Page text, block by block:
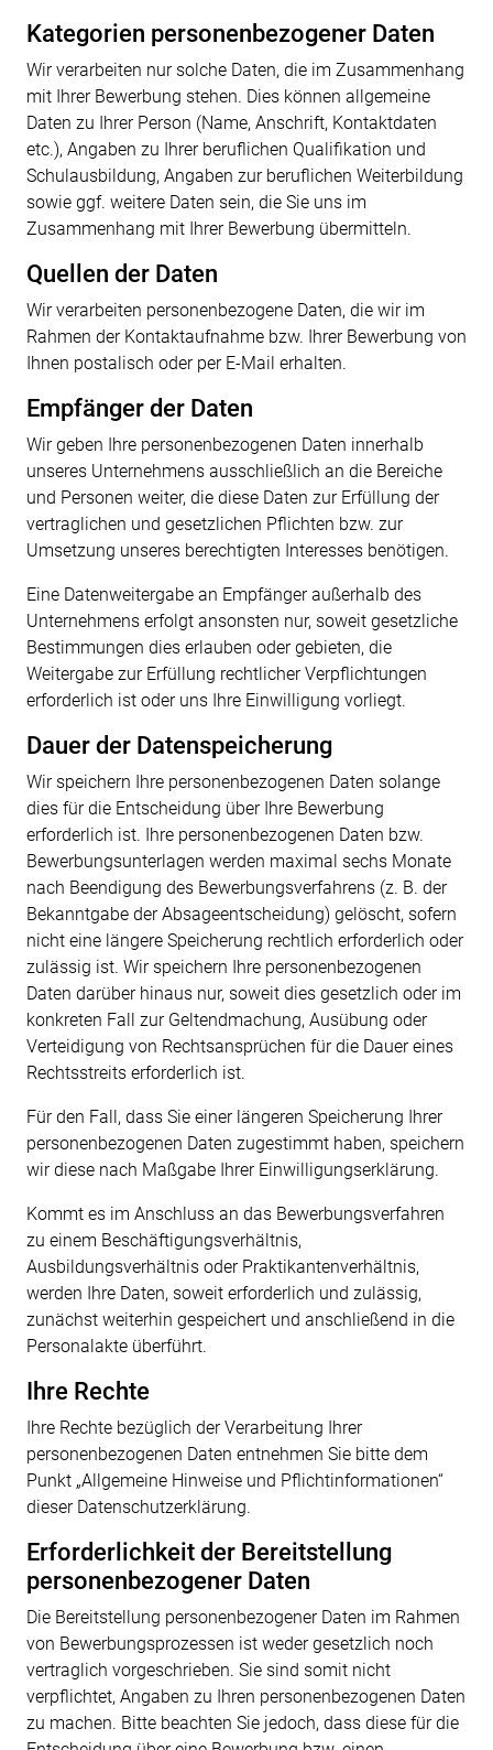
Kategorien personenbezogener Daten
Wir verarbeiten nur solche Daten, die im Zusammenhang
mit Ihrer Bewerbung stehen. Dies können allgemeine
Daten zu Ihrer Person (Name, Anschrift, Kontaktdaten
etc.), Angaben zu Ihrer beruflichen Qualifikation und
Schulausbildung, Angaben zur beruflichen Weiterbildung
sowie ggf. weitere Daten sein, die Sie uns im
Zusammenhang mit Ihrer Bewerbung übermitteln.
Quellen der Daten
Wir verarbeiten personenbezogene Daten, die wir im
Rahmen der Kontaktaufnahme bzw. Ihrer Bewerbung von
Ihnen postalisch oder per E-Mail erhalten.
Empfänger der Daten
Wir geben Ihre personenbezogenen Daten innerhalb
unseres Unternehmens ausschließlich an die Bereiche
und Personen weiter, die diese Daten zur Erfüllung der
vertraglichen und gesetzlichen Pflichten bzw. zur
Umsetzung unseres berechtigten Interesses benötigen.
Eine Datenweitergabe an Empfänger außerhalb des
Unternehmens erfolgt ansonsten nur, soweit gesetzliche
Bestimmungen dies erlauben oder gebieten, die
Weitergabe zur Erfüllung rechtlicher Verpflichtungen
erforderlich ist oder uns Ihre Einwilligung vorliegt.
Dauer der Datenspeicherung
Wir speichern Ihre personenbezogenen Daten solange
dies für die Entscheidung über Ihre Bewerbung
erforderlich ist. Ihre personenbezogenen Daten bzw.
Bewerbungsunterlagen werden maximal sechs Monate
nach Beendigung des Bewerbungsverfahrens (z. B. der
Bekanntgabe der Absageentscheidung) gelöscht, sofern
nicht eine längere Speicherung rechtlich erforderlich oder
zulässig ist. Wir speichern Ihre personenbezogenen
Daten darüber hinaus nur, soweit dies gesetzlich oder im
konkreten Fall zur Geltendmachung, Ausübung oder
Verteidigung von Rechtsansprüchen für die Dauer eines
Rechtsstreits erforderlich ist.
Für den Fall, dass Sie einer längeren Speicherung Ihrer
personenbezogenen Daten zugestimmt haben, speichern
wir diese nach Maßgabe Ihrer Einwilligungserklärung.
Kommt es im Anschluss an das Bewerbungsverfahren
zu einem Beschäftigungsverhältnis,
Ausbildungsverhältnis oder Praktikantenverhältnis,
werden Ihre Daten, soweit erforderlich und zulässig,
zunächst weiterhin gespeichert und anschließend in die
Personalakte überführt.
Ihre Rechte
Ihre Rechte bezüglich der Verarbeitung Ihrer
personenbezogenen Daten entnehmen Sie bitte dem
Punkt „Allgemeine Hinweise und Pflicht­informationen“
dieser Datenschutzerklärung.
Erforderlichkeit der Bereitstellung
personenbezogener Daten
Die Bereitstellung personenbezogener Daten im Rahmen
von Bewerbungsprozessen ist weder gesetzlich noch
vertraglich vorgeschrieben. Sie sind somit nicht
verpflichtet, Angaben zu Ihren personenbezogenen Daten
zu machen. Bitte beachten Sie jedoch, dass diese für die